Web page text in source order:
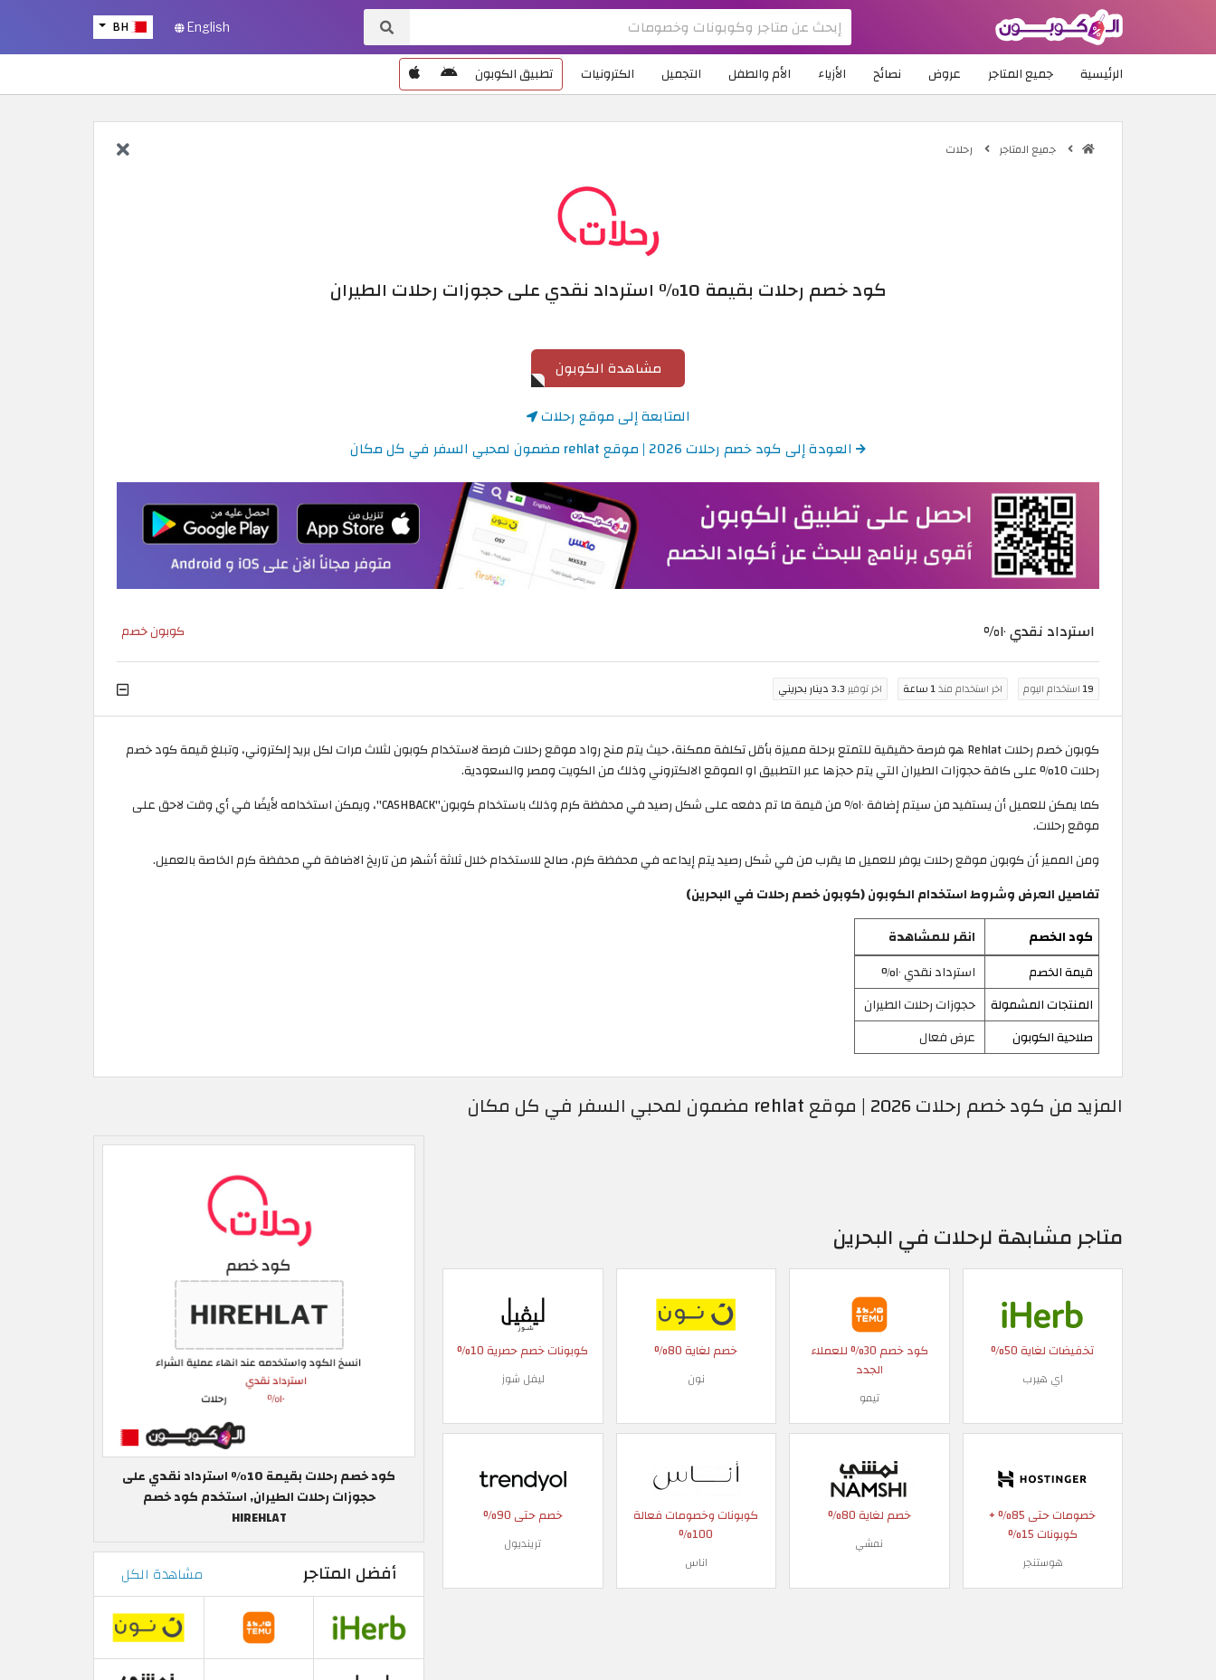
BH English
الرئيسية جميع المتاجر عروض نصائح الأزياء الأم والطفل التجميل الكترونيات تطبيق الكوبون
جميع المتاجر رحلات
كود خصم رحلات بقيمة 10٪ استرداد نقدي على حجوزات رحلات الطيران
مشاهدة الكوبون
المتابعة إلى موقع رحلات
العودة إلى كود خصم رحلات 2026 | موقع rehlat مضمون لمحبي السفر في كل مكان
استرداد نقدي ١٠% كوبون خصم
19استخدام اليوم اخر استخدام منذ1 ساعة اخر توفير3.3 دينار بحريني
كوبون خصم رحلات Rehlat هو فرصة حقيقية للتمتع برحلة مميزة بأقل تكلفة ممكنة، حيث يتم منح رواد موقع رحلات فرصة لاستخدام كوبون لثلاث مرات لكل بريد إلكتروني، وتبلغ قيمة كود خصم
رحلات 10% على كافة حجوزات الطيران التي يتم حجزها عبر التطبيق او الموقع الالكتروني وذلك من الكويت ومصر والسعودية.
كما يمكن للعميل أن يستفيد من سيتم إضافة ١٠٪ من قيمة ما تم دفعه على شكل رصيد في محفظة كرم وذلك باستخدام كوبون"CASHBACK"، ويمكن استخدامه لأيضًا في أي وقت لاحق على
موقع رحلات.
ومن المميز أن كوبون موقع رحلات يوفر للعميل ما يقرب من في شكل رصيد يتم إيداعه في محفظة كرم، صالح للاستخدام خلال ثلاثة أشهر من تاريخ الاضافة في محفظة كرم الخاصة بالعميل.
تفاصيل العرض وشروط استخدام الكوبون (كوبون خصم رحلات في البحرين)
كود الخصم
انقر للمشاهدة
قيمة الخصم
استرداد نقدي ١٠%
المنتجات المشمولة
حجوزات رحلات الطيران
صلاحية الكوبون
عرض فعال
المزيد من كود خصم رحلات 2026 | موقع rehlat مضمون لمحبي السفر في كل مكان
متاجر مشابهة لرحلات في البحرين
تخفيضات لغاية 50%
اي هيرب
كود خصم 30% للعملاء
الجدد
تيمو
خصم لغاية 80%
نون
كوبونات خصم حصرية 10%
ليفل شوز
خصومات حتى 85% +
كوبونات 15%
هوستنجر
خصم لغاية 80%
نمشي
كوبونات وخصومات فعالة
100%
اناس
خصم حتى 90%
ترينديول
كود خصم رحلات بقيمة 10٪ استرداد نقدي على
حجوزات رحلات الطيران, استخدم كود خصم
HIREHLAT
أفضل المتاجر مشاهدة الكل